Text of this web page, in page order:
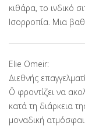
κιθάρα, το ινδικό
Ισορροπία. Μια
Elie Omeir:
Διεθνής
Ô φροντίζει να
κατά τη διάρκεια
μοναδική